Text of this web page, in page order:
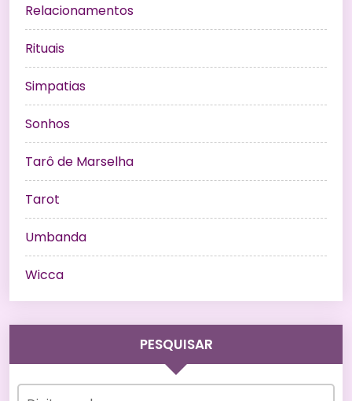
Relacionamentos
Rituais
Simpatias
Sonhos
Tarô de Marselha
Tarot
Umbanda
Wicca
PESQUISAR